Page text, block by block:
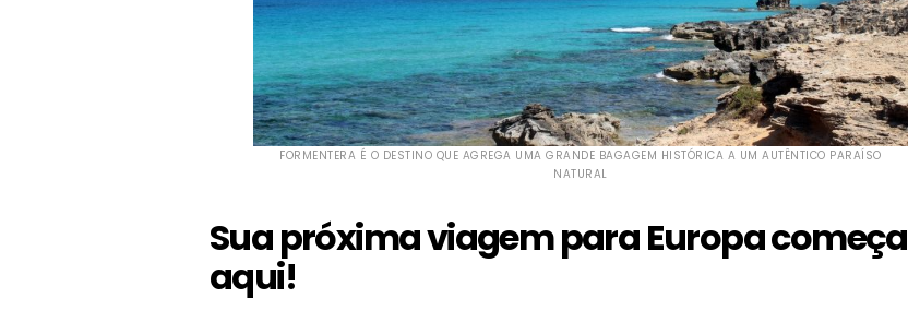
FORMENTERA É O DESTINO QUE AGREGA UMA GRANDE BAGAGEM HISTÓRICA A UM AUTÊNTICO PARAÍSO
NATURAL
Sua próxima viagem para Europa começa
aqui!